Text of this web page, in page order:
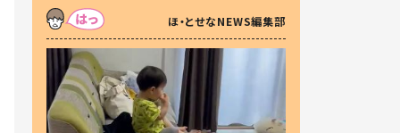
た本音とは
ほ・とせなNEWS編集部